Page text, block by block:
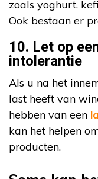
zoals yoghurt,
Ook bestaan er
10. Let op
intolerantie
Als u na het
last heeft van
hebben van een
kan het helpen
producten.